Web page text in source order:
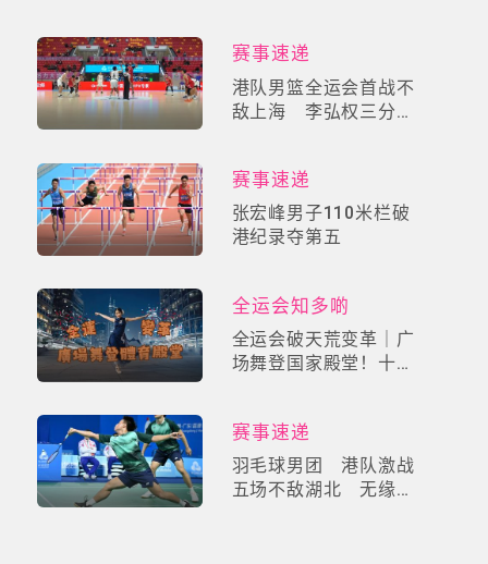
包
赛事速递
港队男篮全运会首战不
敌上海 李弘权三分雨
赛事速递
张宏峰男子110米栏破
港纪录夺第五
全运会知多啲
全运会破天荒变革｜广
场舞登国家殿堂！十四
赛事速递
羽毛球男团 港队激战
五场不敌湖北 无缘晋